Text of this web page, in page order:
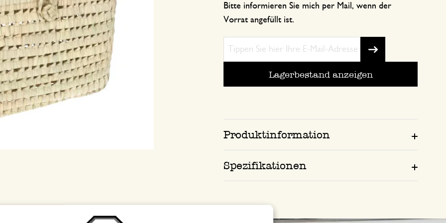
Bitte informieren Sie mich per Mail, wenn der
Vorrat angefüllt ist.
Lagerbestand anzeigen
Produktinformation
Spezifikationen